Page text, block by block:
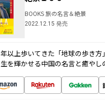
BOOKS 旅の名言＆絶景
2022.12.15 発売
以上歩いてきた「地球の歩き方
を輝かせる中国の名言と癒やし